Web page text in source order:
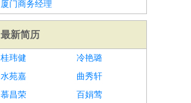
厦门商务经理
最新简历
桂玮健
冷艳璐
水苑嘉
曲秀轩
慕昌荣
百娟莺